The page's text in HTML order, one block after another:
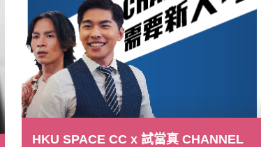
HKU SPACE CC x 試當真 CHANNEL